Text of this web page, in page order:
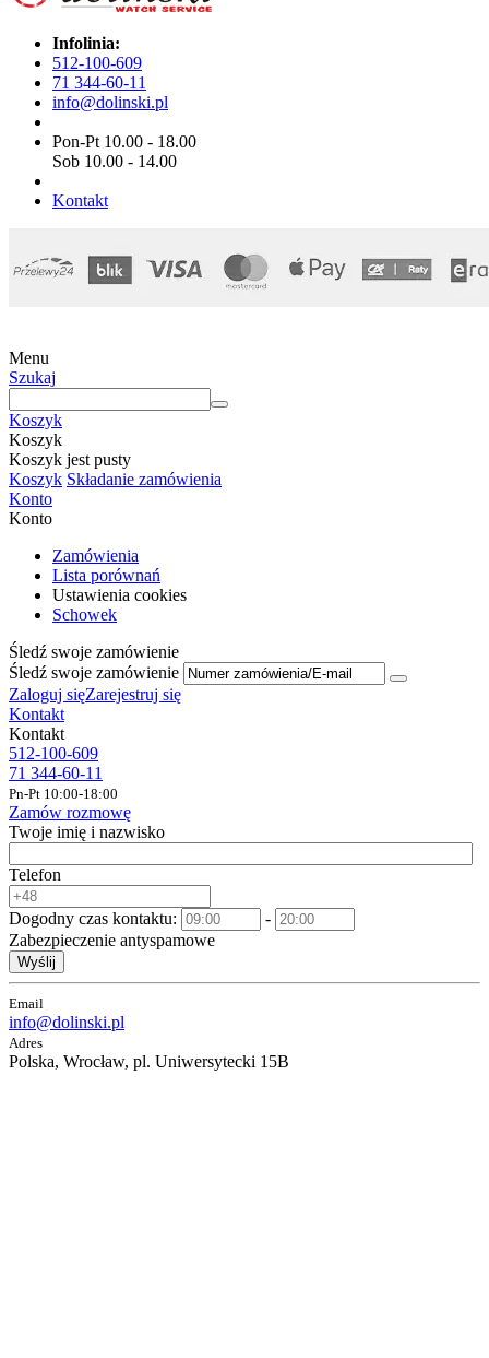
Infolinia:
512-100-609
71 344-60-11
info@dolinski.pl
Pon-Pt 10.00 - 18.00
Sob 10.00 - 14.00
Kontakt
Menu
Szukaj
Koszyk
Koszyk
Koszyk jest pusty
Koszyk Składanie zamówienia
Konto
Konto
Zamówienia
Lista porównań
Ustawienia cookies
Schowek
Śledź swoje zamówienie
Śledź swoje zamówienie
Zaloguj sięZarejestruj się
Kontakt
Kontakt
512-100-609
71 344-60-11
Pn-Pt 10:00-18:00
Zamów rozmowę
Twoje imię i nazwisko
Telefon
Dogodny czas kontaktu:
-
Zabezpieczenie antyspamowe
Wyślij
Email
info@dolinski.pl
Adres
Polska, Wrocław, pl. Uniwersytecki 15B